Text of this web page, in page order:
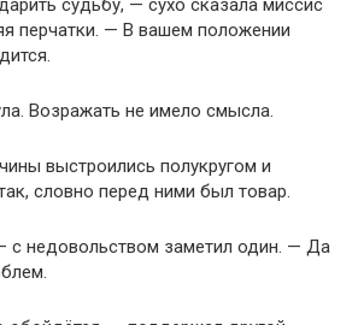
судьбу, — сухо сказала миссис
перчатки. — В вашем положении
Возражать не имело смысла.
выстроились полукругом и
словно перед ними был товар.
с недовольством заметил один. — Да